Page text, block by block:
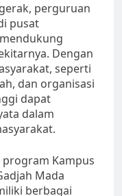
perguruan
pusat
Dengan
seperti
dan organisasi
dapat
dalam
Kampus
Mada
berbagai